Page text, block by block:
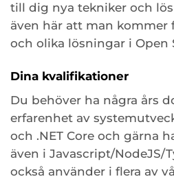
till dig nya tekniker och
även här att man kommer
och olika lösningar i Open
Dina kvalifikationer
Du behöver ha några års
erfarenhet av
och .NET Core och gärna
även i Javascript/NodeJS/
också använder i flera av